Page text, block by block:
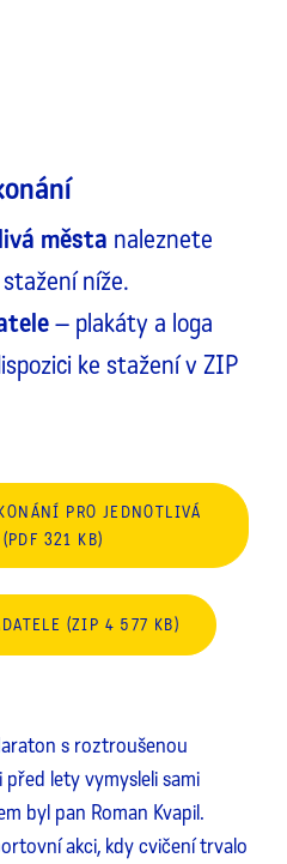
města naleznete
níže.
– plakáty a loga
ke stažení v ZIP
PRO JEDNOTLIVÁ
(PDF 321 KB)
(ZIP 4 577 KB)
s roztroušenou
lety vymysleli sami
byl pan Roman Kvapil.
akci, kdy cvičení trvalo